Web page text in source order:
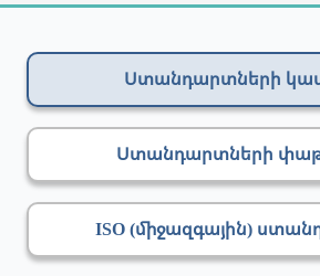
Ստանդարտների
Ստանդարտների
ISO (միջազգային)